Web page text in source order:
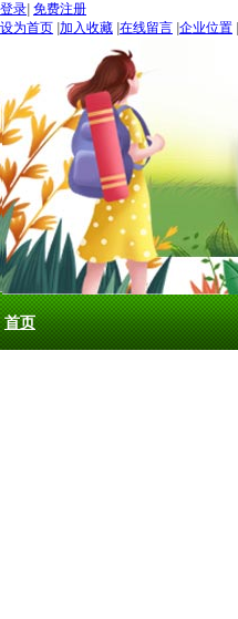
登录 免费注册
设为首页 加入收藏 在线留言 企业位置
首页